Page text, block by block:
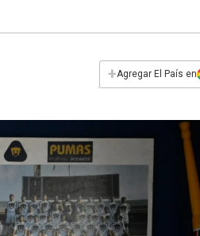
+Agregar El País en